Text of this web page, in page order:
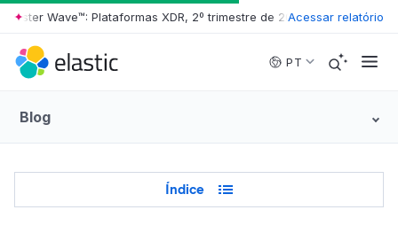
Skip to main content
Wave™: Plataformas XDR, 2º trimestre de 2026 • The Forrester
Acessar relatório
PT
Blog
Table of Contents
Índice